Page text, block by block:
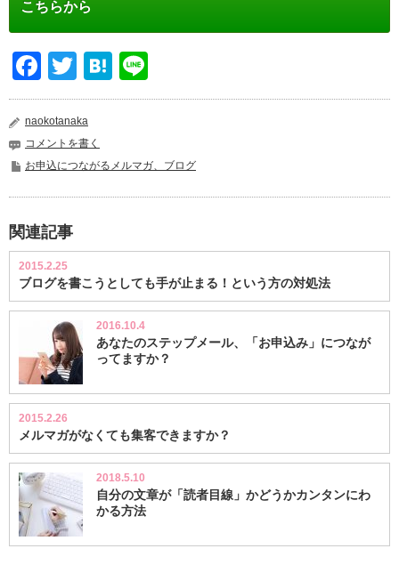
こちらから
Facebook
TwitterHatena
naokotanaka
コメントを書く
お申込につながるメルマガ、ブログ
関連記事
2015.2.25
ブログを書こうとしても手が止まる！という方の対処法
2016.10.4
あなたのステップメール、「お申込み」につなが
ってますか？
2015.2.26
メルマガがなくても集客できますか？
2018.5.10
自分の文章が「読者目線」かどうかカンタンにわ
かる方法